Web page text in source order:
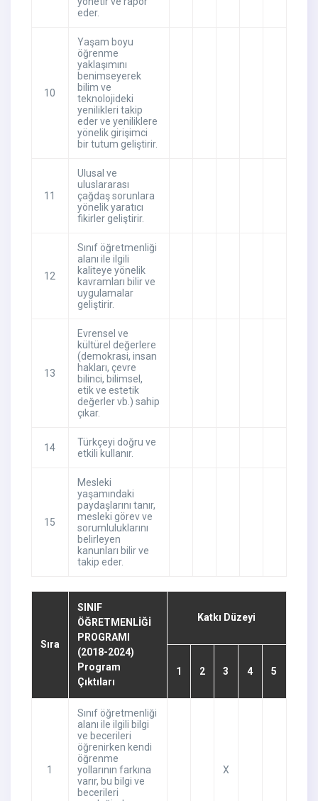
eder.
10
Yaşam boyu
öğrenme
yaklaşımını
benimseyerek
bilim ve
teknolojideki
yenilikleri takip
eder ve yeniliklere
yönelik girişimci
bir tutum geliştirir.
11
Ulusal ve
uluslararası
çağdaş sorunlara
yönelik yaratıcı
fikirler geliştirir.
12
Sınıf öğretmenliği
alanı ile ilgili
kaliteye yönelik
kavramları bilir ve
uygulamalar
geliştirir.
13
Evrensel ve
kültürel değerlere
(demokrasi, insan
hakları, çevre
bilinci, bilimsel,
etik ve estetik
değerler vb.) sahip
çıkar.
14
Türkçeyi doğru ve
etkili kullanır.
15
Mesleki
yaşamındaki
paydaşlarını tanır,
mesleki görev ve
sorumluluklarını
belirleyen
kanunları bilir ve
takip eder.
Sıra
SINIF
ÖĞRETMENLİĞİ
PROGRAMI
(2018-2024)
Program
Çıktıları
Katkı Düzeyi
1 2 3 4 5
1
Sınıf öğretmenliği
alanı ile ilgili bilgi
ve becerileri
öğrenirken kendi
öğrenme
yollarının farkına
varır, bu bilgi ve
becerileri
X